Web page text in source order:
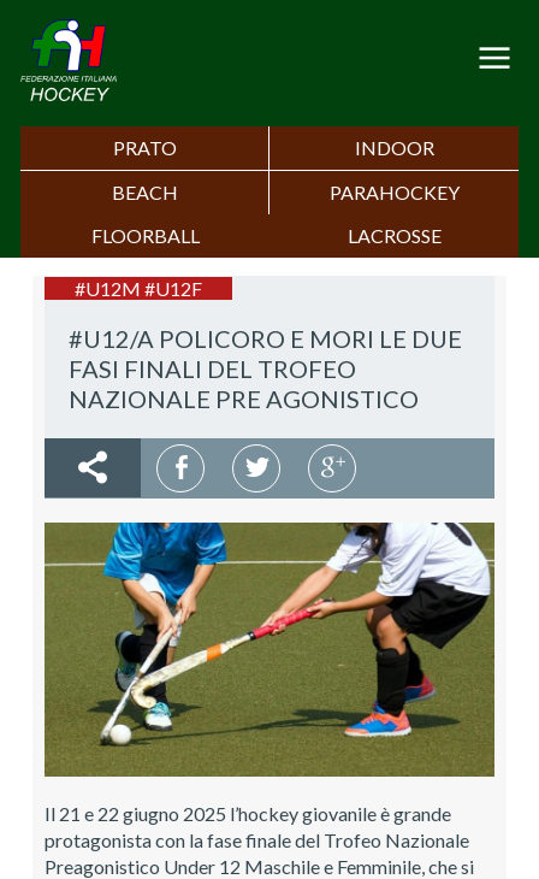
PRATO
INDOOR
BEACH
PARAHOCKEY
FLOORBALL
LACROSSE
#U12/A POLICORO E MORI LE DUE
FASI FINALI DEL TROFEO
NAZIONALE PRE AGONISTICO
#U12M #U12F
Il 21 e 22 giugno 2025 l’hockey giovanile è grande
protagonista con la fase finale del Trofeo Nazionale
Preagonistico Under 12 Maschile e Femminile, che si